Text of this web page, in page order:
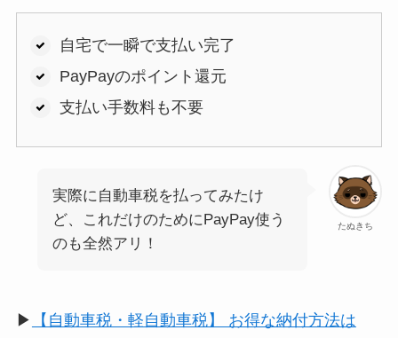
自宅で一瞬で支払い完了
PayPayのポイント還元
支払い手数料も不要
たぬきち
実際に自動車税を払ってみたけ
ど、これだけのためにPayPay使う
のも全然アリ！
▶︎
【自動車税・軽自動車税】 お得な納付方法は